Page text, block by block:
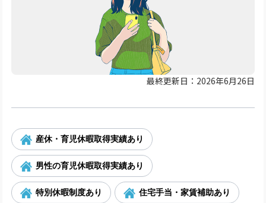
最終更新日：2026年6月26日
産休・育児休暇取得実績あり
男性の育児休暇取得実績あり
特別休暇制度あり 住宅手当・家賃補助あり